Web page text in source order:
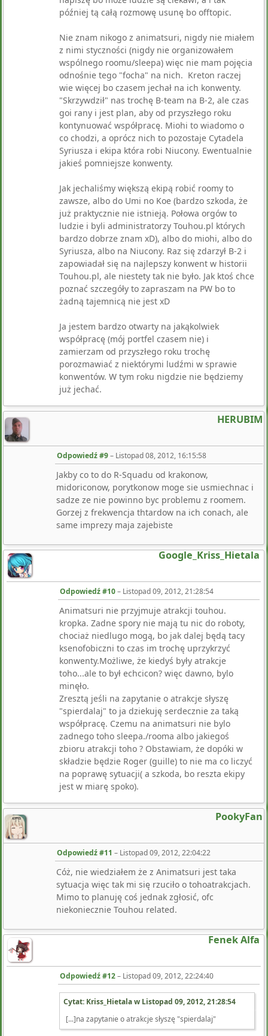
później tą całą rozmowę usunę bo offtopic.
Nie znam nikogo z animatsuri, nigdy nie miałem
z nimi styczności (nigdy nie organizowałem
wspólnego roomu/sleepa) więc nie mam pojęcia
odnośnie tego "focha" na nich. Kreton raczej
wie więcej bo czasem jechał na ich konwenty.
"Skrzywdził" nas trochę B-team na B-2, ale czas
goi rany i jest plan, aby od przyszłego roku
kontynuować współpracę. Miohi to wiadomo o
co chodzi, a oprócz nich to pozostaje Cytadela
Syriusza i ekipa która robi Niucony. Ewentualnie
jakieś pomniejsze konwenty.
Jak jechaliśmy większą ekipą robić roomy to
zawsze, albo do Umi no Koe (bardzo szkoda, że
już praktycznie nie istnieją. Połowa orgów to
ludzie i byli administratorzy Touhou.pl których
bardzo dobrze znam xD), albo do miohi, albo do
Syriusza, albo na Niucony. Raz się zdarzył B-2 i
zapowiadał się na najlepszy konwent w historii
Touhou.pl, ale niestety tak nie było. Jak ktoś chce
poznać szczegóły to zapraszam na PW bo to
żadną tajemnicą nie jest xD
Ja jestem bardzo otwarty na jakąkolwiek
współpracę (mój portfel czasem nie) i
zamierzam od przyszłego roku trochę
porozmawiać z niektórymi ludźmi w sprawie
konwentów. W tym roku nigdzie nie będziemy
już jechać.
HERUBIM
Odpowiedź #9– Listopad 08, 2012, 16:15:58
Jakby co to do R-Squadu od krakonow,
midoriconow, porytkonow moge sie usmiechnac i
sadze ze nie powinno byc problemu z roomem.
Gorzej z frekwencja thtardow na ich conach, ale
same imprezy maja zajebiste
Google_Kriss_Hietala
Odpowiedź #10– Listopad 09, 2012, 21:28:54
Animatsuri nie przyjmuje atrakcji touhou.
kropka. Zadne spory nie mają tu nic do roboty,
chociaż niedlugo mogą, bo jak dalej będą tacy
ksenofobiczni to czas im trochę uprzykrzyć
konwenty.Możliwe, że kiedyś były atrakcje
toho...ale to był echcicon? więc dawno, bylo
minęło.
Zresztą jeśli na zapytanie o atrakcje słyszę
"spierdalaj" to ja dziekuję serdecznie za taką
współpracę. Czemu na animatsuri nie bylo
zadnego toho sleepa./rooma albo jakiegoś
zbioru atrakcji toho ? Obstawiam, że dopóki w
składzie będzie Roger (guille) to nie ma co liczyć
na poprawę sytuacji( a szkoda, bo reszta ekipy
jest w miarę spoko).
PookyFan
Odpowiedź #11 – Listopad 09, 2012, 22:04:22
Cóż, nie wiedziałem że z Animatsuri jest taka
sytuacja więc tak mi się rzuciło o tohoatrakcjach.
Mimo to planuję coś jednak zgłosić, ofc
niekoniecznie Touhou related.
Fenek Alfa
Odpowiedź #12– Listopad 09, 2012, 22:24:40
Cytat: Kriss_Hietala w Listopad 09, 2012, 21:28:54
[...]na zapytanie o atrakcje słyszę "spierdalaj"